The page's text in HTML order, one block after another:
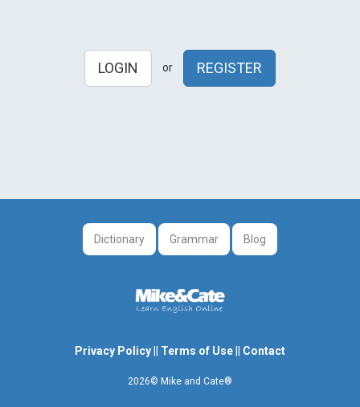
LOGIN or REGISTER
Dictionary Grammar Blog
Privacy Policy Terms of Use Contact
2026© Mike and Cate®